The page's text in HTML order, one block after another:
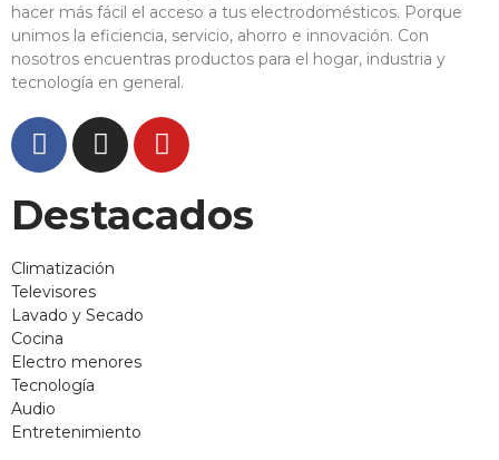
hacer más fácil el acceso a tus electrodomésticos. Porque
unimos la eficiencia, servicio, ahorro e innovación. Con
nosotros encuentras productos para el hogar, industria y
tecnología en general.
Destacados
Climatización
Televisores
Lavado y Secado
Cocina
Electro menores
Tecnología
Audio
Entretenimiento